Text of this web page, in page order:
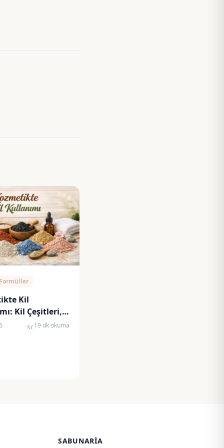
Kil
Kil Çeşitleri,
ve Cilt Tipine
schedule
19 dk okuma
SABUNARIA